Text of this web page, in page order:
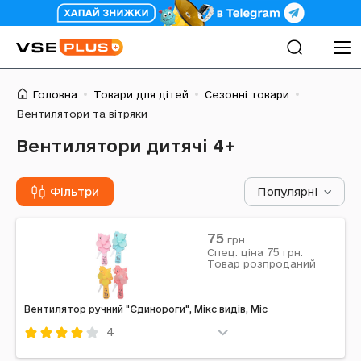
Головна Товари для дітей
Сезонні товари
Вентилятори та вітряки
Вентилятори дитячі 4+
Фільтри Популярні
Вентилятор ручний "Єдинороги", Мікс видів, Mic
4
75 грн.
Спец. ціна 75 грн.
Товар розпроданий